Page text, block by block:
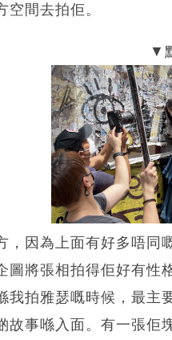
空間去拍佢。
，因為上面有好多唔同
圖將張相拍得佢好有性
我拍雅瑟嘅時候，最主
故事喺入面。有一張佢